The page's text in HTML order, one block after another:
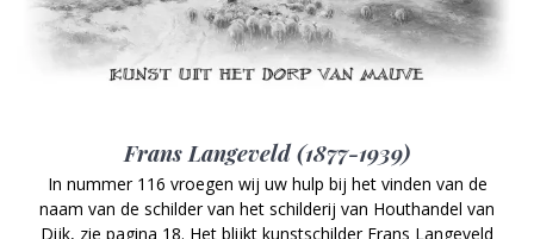
Frans Langeveld (1877-1939)
In nummer 116 vroegen wij uw hulp bij het vinden van de
naam van de schilder van het schilderij van Houthandel van
Dijk, zie pagina 18. Het blijkt kunstschilder Frans Langeveld